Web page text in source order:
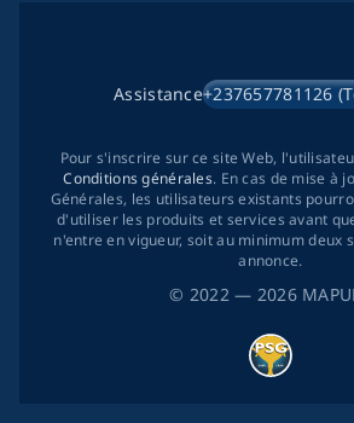
© 2022— 2026
Assistance+237657781126
Pour s'inscrire sur ce site Web,
Conditions générales. En cas de mise à
Générales, les utilisateurs existants
d'utiliser les produits et services avant
n'entre en vigueur, soit au minimum deux
annonce.